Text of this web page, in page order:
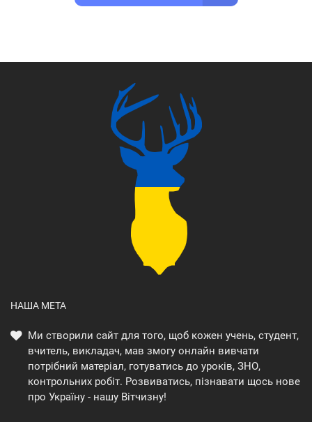
НАША МЕТА
Ми створили сайт для того, щоб кожен учень, студент,
вчитель, викладач, мав змогу онлайн вивчати
потрібний матеріал, готуватись до уроків, ЗНО,
контрольних робіт. Розвиватись, пізнавати щось нове
про Україну - нашу Вітчизну!